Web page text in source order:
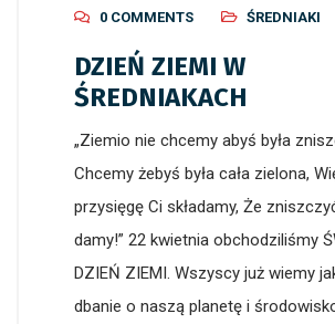
0 COMMENTS ŚREDNIAKI
DZIEŃ ZIEMI W
ŚREDNIAKACH
„Ziemio nie chcemy abyś była
Chcemy żebyś była cała zielona,
przysięgę Ci składamy, Że
damy!” 22 kwietnia obchodziliśmy
DZIEŃ ZIEMI. Wszyscy już wiemy
dbanie o naszą planetę i